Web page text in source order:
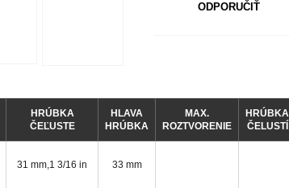
ODPORUČIŤ
HRÚBKA
ČEĽUSTE
HLAVA
HRÚBKA
MAX.
ROZTVORENIE
HRÚBKA
ČELUSTÍ
31 mm,1 3/16 in 33 mm